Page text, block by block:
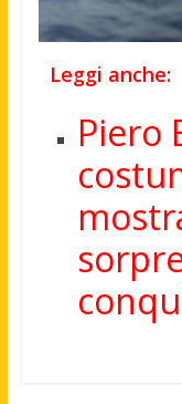
Leggi anche:
Piero